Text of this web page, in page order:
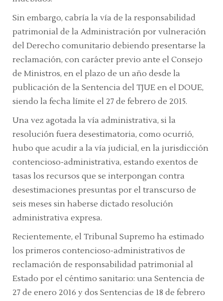
Sin embargo, cabría la vía de la responsabilidad
patrimonial de la Administración por vulneración
del Derecho comunitario debiendo presentarse la
reclamación, con carácter previo ante el Consejo
de Ministros, en el plazo de un año desde la
publicación de la Sentencia del TJUE en el DOUE,
siendo la fecha límite el 27 de febrero de 2015.
Una vez agotada la vía administrativa, si la
resolución fuera desestimatoria, como ocurrió,
hubo que acudir a la vía judicial, en la jurisdicción
contencioso-administrativa, estando exentos de
tasas los recursos que se interpongan contra
desestimaciones presuntas por el transcurso de
seis meses sin haberse dictado resolución
administrativa expresa.
Recientemente, el Tribunal Supremo ha estimado
los primeros contencioso-administrativos de
reclamación de responsabilidad patrimonial al
Estado por el céntimo sanitario: una Sentencia de
27 de enero 2016 y dos Sentencias de 18 de febrero